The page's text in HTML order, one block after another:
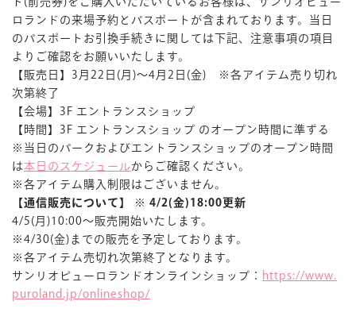
ロランドの来場予約とパスポートが含まれております。当日
のパスポートお引換手続きに関しては下記、注意事項の項目
よりご確認をお願いいたします。
【販売日】3月22日(月)～4月2日(金) ※各アイテム売り切れ
次第終了
【会場】3F エントランスショップ
【時間】3F エントランスショップ のオープン時間に準ずる
※当日のパークおよびエントランスショップのオープン時間
は本日のスケジュールからご確認ください。
※各アイテム購入制限はございません。
【通信販売について】 ※ 4/2(金)18:00更新
4/5(月)10:00～販売開始いたします。
※4/30(金)までの販売を予定しております。
※各アイテム売切れ次第終了となります。
サンリオピューロランドオンラインショップ：
https://www.
puroland.jp/onlineshop/